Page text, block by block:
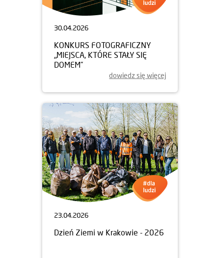
30.04.2026
KONKURS FOTOGRAFICZNY
„MIEJSCA, KTÓRE STAŁY SIĘ
DOMEM”
dowiedz się więcej
23.04.2026
Dzień Ziemi w Krakowie - 2026